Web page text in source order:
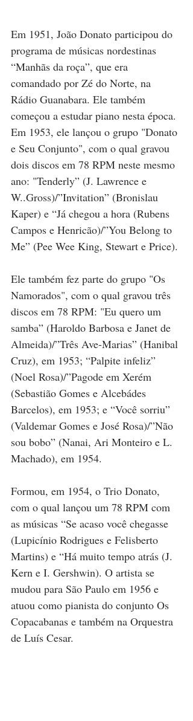
Em 1951, João Donato participou do
programa de músicas nordestinas
“Manhãs da roça”, que era
comandado por Zé do Norte, na
Rádio Guanabara. Ele também
começou a estudar piano nesta época.
Em 1953, ele lançou o grupo "Donato
e Seu Conjunto", com o qual gravou
dois discos em 78 RPM neste mesmo
ano: "Tenderly” (J. Lawrence e
W..Gross)/”Invitation” (Bronislau
Kaper) e “Já chegou a hora (Rubens
Campos e Henricão)/”You Belong to
Me” (Pee Wee King, Stewart e Price).
Ele também fez parte do grupo "Os
Namorados", com o qual gravou três
discos em 78 RPM: "Eu quero um
samba” (Haroldo Barbosa e Janet de
Almeida)/”Três Ave-Marias” (Hanibal
Cruz), em 1953; “Palpite infeliz”
(Noel Rosa)/”Pagode em Xerém
(Sebastião Gomes e Alcebádes
Barcelos), em 1953; e “Você sorriu”
(Valdemar Gomes e José Rosa)/”Não
sou bobo” (Nanai, Ari Monteiro e L.
Machado), em 1954.
Formou, em 1954, o Trio Donato,
com o qual lançou um 78 RPM com
as músicas “Se acaso você chegasse
(Lupicínio Rodrigues e Felisberto
Martins) e “Há muito tempo atrás (J.
Kern e I. Gershwin). O artista se
mudou para São Paulo em 1956 e
atuou como pianista do conjunto Os
Copacabanas e também na Orquestra
de Luís Cesar.